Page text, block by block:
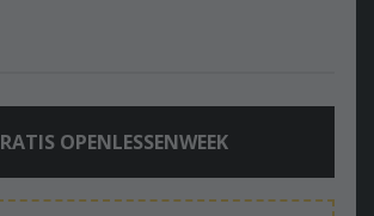
OPENLESSENWEEK